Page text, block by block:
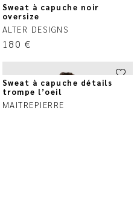
Sweat à capuche noir
oversize
ALTER DESIGNS
180 €
Sweat à capuche détails
trompe l’oeil
MAITREPIERRE